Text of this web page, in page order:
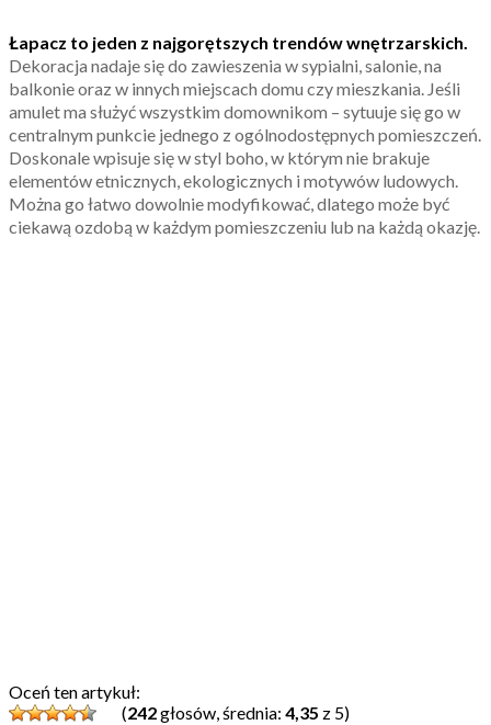
Łapacz to jeden z najgorętszych trendów wnętrzarskich.
Dekoracja nadaje się do zawieszenia w sypialni, salonie, na
balkonie oraz w innych miejscach domu czy mieszkania. Jeśli
amulet ma służyć wszystkim domownikom – sytuuje się go w
centralnym punkcie jednego z ogólnodostępnych pomieszczeń.
Doskonale wpisuje się w styl boho, w którym nie brakuje
elementów etnicznych, ekologicznych i motywów ludowych.
Można go łatwo dowolnie modyfikować, dlatego może być
ciekawą ozdobą w każdym pomieszczeniu lub na każdą okazję.
Oceń ten artykuł:
(242głosów, średnia: 4,35 z 5)